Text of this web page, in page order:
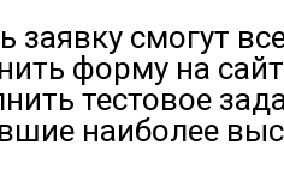
заявку смогут
форму на
тестовое
наиболее